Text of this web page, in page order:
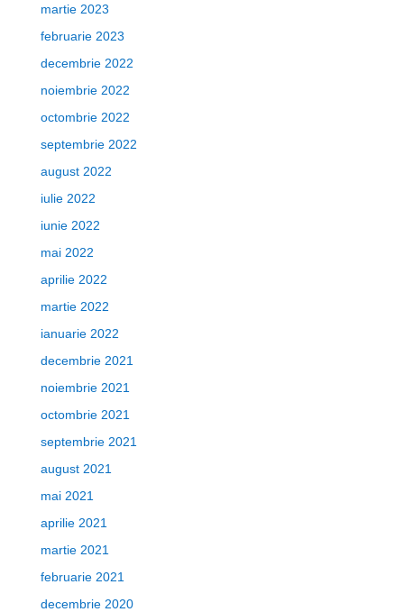
martie 2023
februarie 2023
decembrie 2022
noiembrie 2022
octombrie 2022
septembrie 2022
august 2022
iulie 2022
iunie 2022
mai 2022
aprilie 2022
martie 2022
ianuarie 2022
decembrie 2021
noiembrie 2021
octombrie 2021
septembrie 2021
august 2021
mai 2021
aprilie 2021
martie 2021
februarie 2021
decembrie 2020